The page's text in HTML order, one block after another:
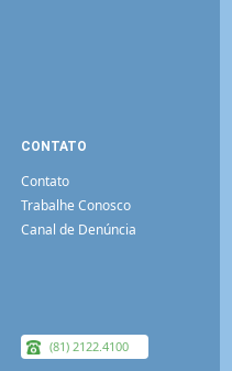
CONTATO
Contato
Trabalhe Conosco
Canal de Denúncia
(81) 2122.4100